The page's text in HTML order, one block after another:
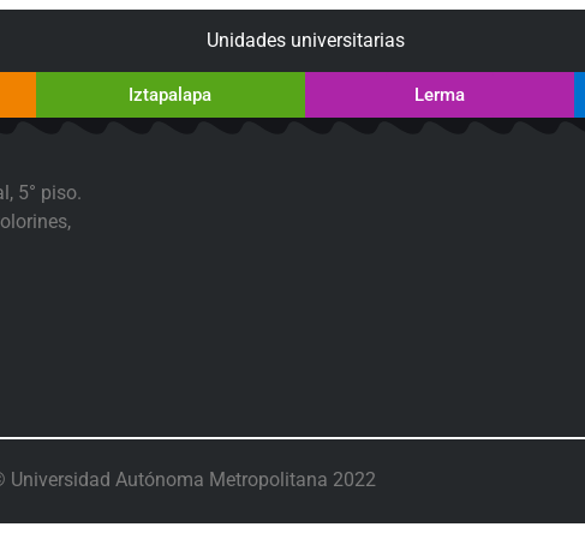
Unidades universitarias
Iztapalapa Lerma
5° piso.
Universidad Autónoma Metropolitana 2022